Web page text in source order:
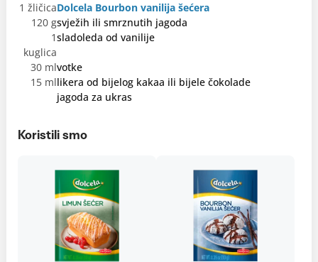
1 žličicaDolcela Bourbon vanilija šećera
120 gsvježih ili smrznutih jagoda
1
kuglica
sladoleda od vanilije
30 mlvotke
15 mllikera od bijelog kakaa ili bijele čokolade
jagoda za ukras
Koristili smo